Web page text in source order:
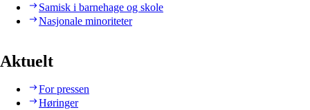
Samisk i barnehage og skole
Nasjonale minoriteter
Aktuelt
For pressen
Høringer